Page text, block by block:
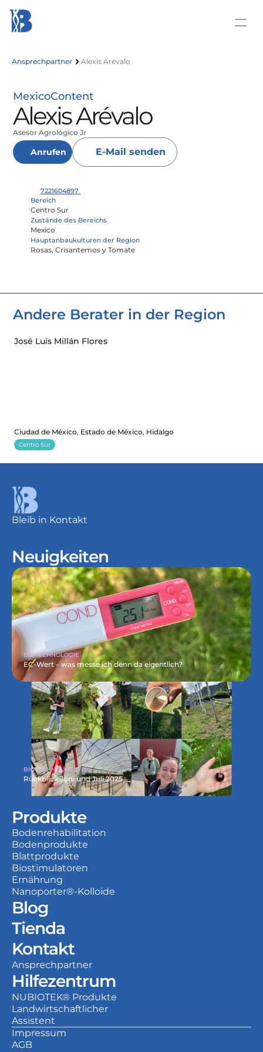
Ansprechpartner Alexis Arévalo
MexicoContent
Alexis Arévalo
Asesor Agrológico Jr
Anrufen E-Mail senden
7221604897
Bereich
Centro Sur
Zustände des Bereichs
Mexico
Hauptanbaukulturen der Region
Rosas, Crisantemos y Tomate
Andere Berater in der Region
José Luis Millán Flores
Ciudad de México, Estado de México, Hidalgo
Centro Sur
Neuigkeiten
BIOTECHNOLOGIE
EC-Wert – was messe ich denn da eigentlich?
BIOTECHNOLOGIE
Rückblick Juni und Juli 2025
Bleib in Kontakt
Produkte
Bodenrehabilitation
Bodenprodukte
Blattprodukte
Biostimulatoren
Ernährung
Nanoporter®-Kolloide
Hilfezentrum
NUBIOTEK® Produkte
Landwirtschaftlicher
Assistent
Kontakt
Ansprechpartner
Blog
Tienda
Impressum
AGB